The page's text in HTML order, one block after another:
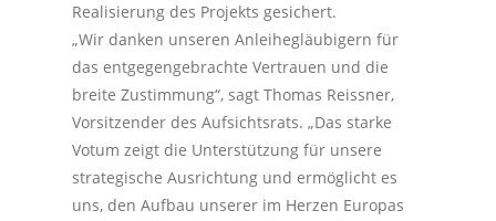
Realisierung des Projekts gesichert.
„Wir danken unseren Anleihegläubigern für
das entgegengebrachte Vertrauen und die
breite Zustimmung“, sagt Thomas Reissner,
Vorsitzender des Aufsichtsrats. „Das starke
Votum zeigt die Unterstützung für unsere
strategische Ausrichtung und ermöglicht es
uns, den Aufbau unserer im Herzen Europas